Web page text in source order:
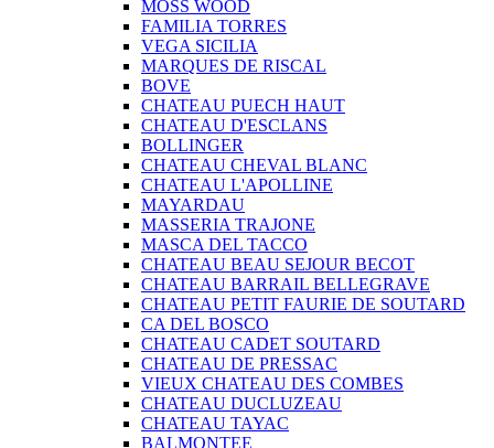
MOSS WOOD
FAMILIA TORRES
VEGA SICILIA
MARQUES DE RISCAL
BOVE
CHATEAU PUECH HAUT
CHATEAU D'ESCLANS
BOLLINGER
CHATEAU CHEVAL BLANC
CHATEAU L'APOLLINE
MAYARDAU
MASSERIA TRAJONE
MASCA DEL TACCO
CHATEAU BEAU SEJOUR BECOT
CHATEAU BARRAIL BELLEGRAVE
CHATEAU PETIT FAURIE DE SOUTARD
CA DEL BOSCO
CHATEAU CADET SOUTARD
CHATEAU DE PRESSAC
VIEUX CHATEAU DES COMBES
CHATEAU DUCLUZEAU
CHATEAU TAYAC
BALMONTEE